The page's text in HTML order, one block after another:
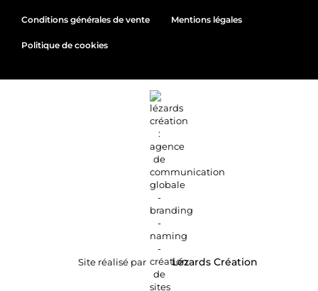
Conditions générales de vente Mentions légales
Politique de cookies
Site réalisé par Lézards Création